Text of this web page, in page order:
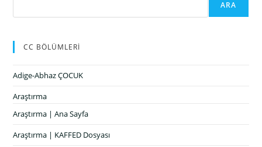
ARA
CC BÖLÜMLERİ
Adige-Abhaz ÇOCUK
Araştırma
Araştırma | Ana Sayfa
Araştırma | KAFFED Dosyası